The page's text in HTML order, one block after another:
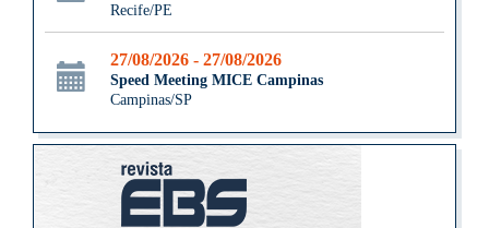
Recife/PE
27/08/2026 - 27/08/2026
Speed Meeting MICE Campinas
Campinas/SP